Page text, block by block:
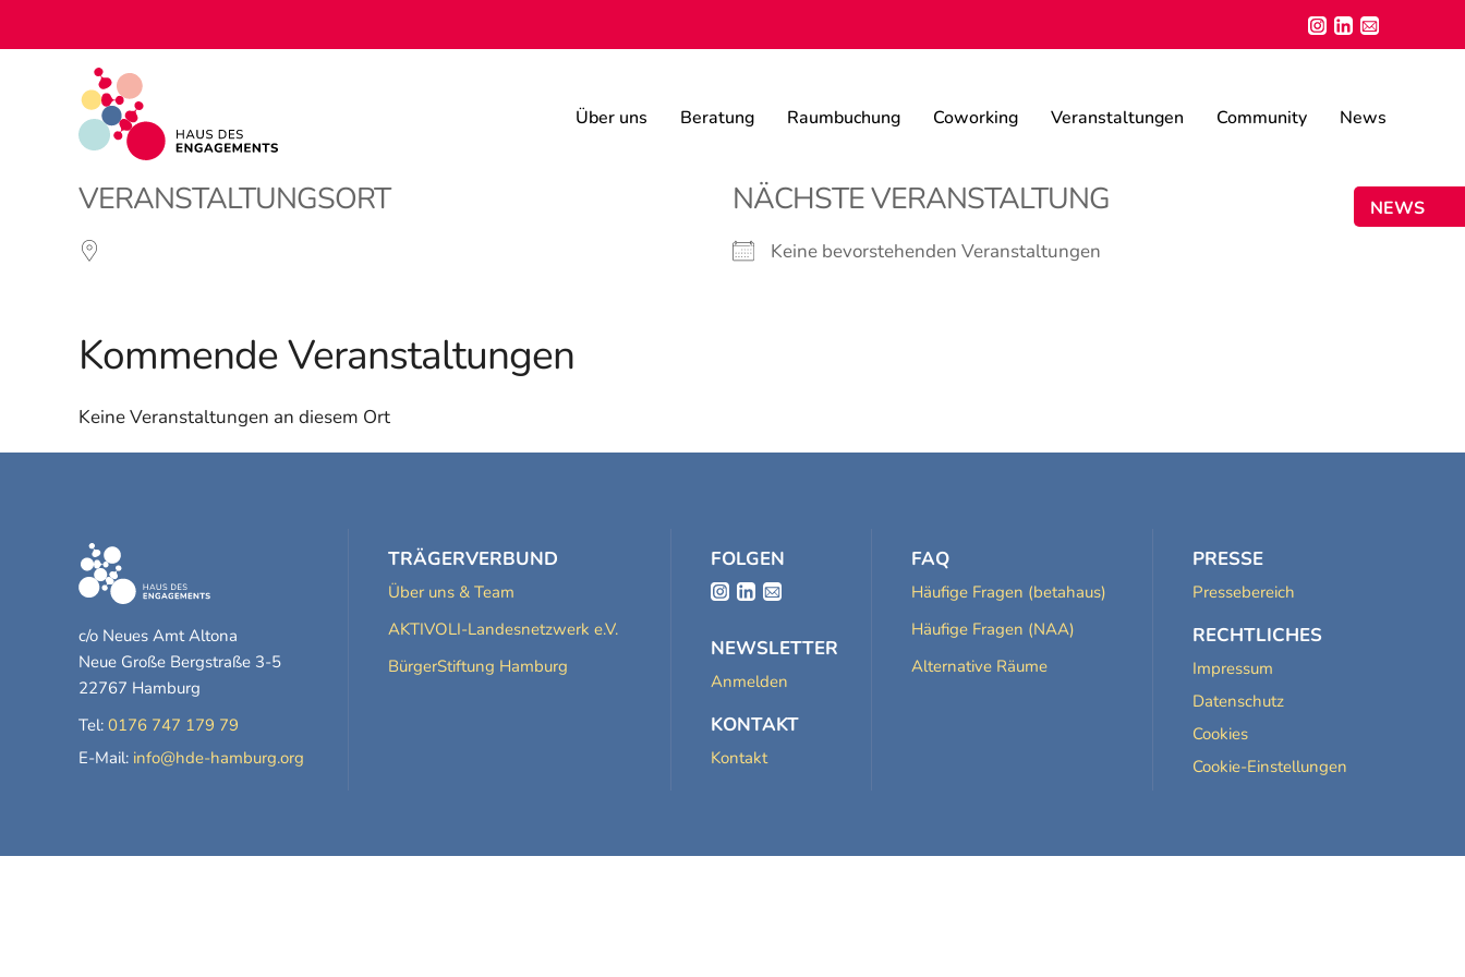
Über uns Beratung Raumbuchung Coworking Veranstaltungen Community News
VERANSTALTUNGSORT NÄCHSTE VERANSTALTUNG
Keine bevorstehenden Veranstaltungen
Kommende Veranstaltungen
Keine Veranstaltungen an diesem Ort
c/o Neues Amt Altona
Neue Große Bergstraße 3-5
22767 Hamburg
Tel: 0176 747 179 79
E-Mail: info@hde-hamburg.org
TRÄGERVERBUND
Über uns & Team
AKTIVOLI-Landesnetzwerk e.V.
BürgerStiftung Hamburg
FOLGEN
NEWSLETTER
Anmelden
KONTAKT
Kontakt
FAQ
Häufige Fragen (betahaus)
Häufige Fragen (NAA)
Alternative Räume
PRESSE
Pressebereich
RECHTLICHES
Impressum
Datenschutz
Cookies
Cookie-Einstellungen